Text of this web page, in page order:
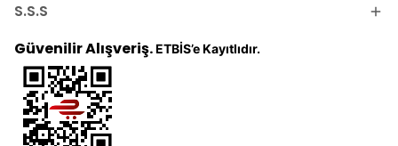
S.S.S
Güvenilir Alışveriş.ETBİS’e Kayıtlıdır.